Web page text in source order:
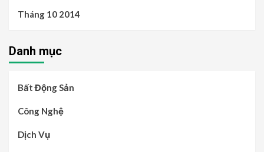
Tháng 10 2014
Danh mục
Bất Động Sản
Công Nghệ
Dịch Vụ